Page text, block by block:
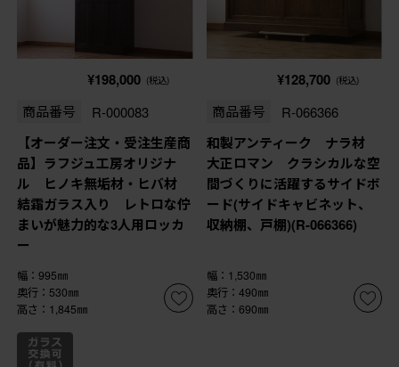
¥198,000 (税込)
商品番号 R-000083
【オーダー注文・受注生産商
品】ラフジュ工房オリジナ
ル ヒノキ無垢材・ヒバ材
結霜ガラス入り レトロな佇
まいが魅力的な3人用ロッカ
ー
幅：995㎜
奥行：530㎜
高さ：1,845㎜
¥128,700 (税込)
商品番号 R-066366
和製アンティーク ナラ材
大正ロマン クラシカルな空
間づくりに活躍するサイドボ
ード(サイドキャビネット、
収納棚、戸棚)(R-066366)
幅：1,530㎜
奥行：490㎜
高さ：690㎜